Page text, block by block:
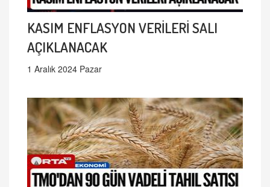
KASIM ENFLASYON VERİLERİ SALI
AÇIKLANACAK
1 Aralık 2024 Pazar